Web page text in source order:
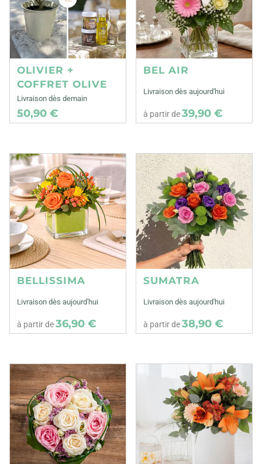
OLIVIER +
COFFRET OLIVE
Livraison dès demain
50,90 €
BEL AIR
Livraison dès aujourd'hui
à partir de39,90 €
BELLISSIMA
Livraison dès aujourd'hui
à partir de36,90 €
SUMATRA
Livraison dès aujourd'hui
à partir de38,90 €